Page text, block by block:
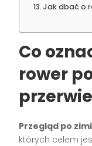
Jak dbać o
Co
rower
Przegląd po
których celem